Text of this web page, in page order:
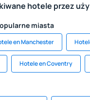
hotele przez
miasta
en Manchester
Hotele en Coventry